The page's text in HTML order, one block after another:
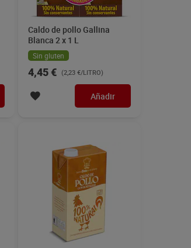
Caldo de pollo Gallina
Blanca 2 x 1 L
Sin gluten
4,45 € (2,23 €/LITRO)
Añadir